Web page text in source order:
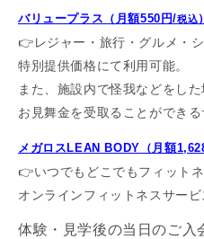
バリュープラス（月額550円/税込）
👉レジャー・旅行・グルメ・
特別提供価格にて利用可能。
また、施設内で怪我などをし
お見舞金を受取ることができる
メガロスLEAN BODY（月額
👉いつでもどこでもフィットネ
オンラインフィットネスサービ
体験・見学後の当日のご入